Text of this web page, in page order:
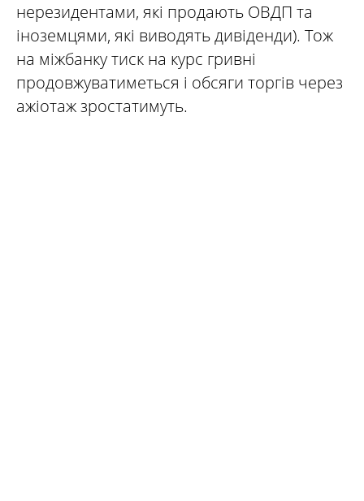
нерезидентами, які продають ОВДП та
іноземцями, які виводять дивіденди). Тож
на міжбанку тиск на курс гривні
продовжуватиметься і обсяги торгів через
ажіотаж зростатимуть.